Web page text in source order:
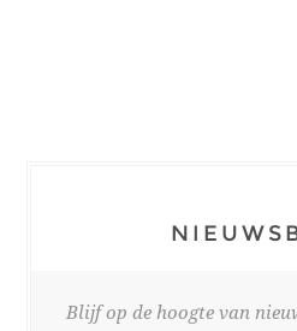
Blijf op de hoogte van